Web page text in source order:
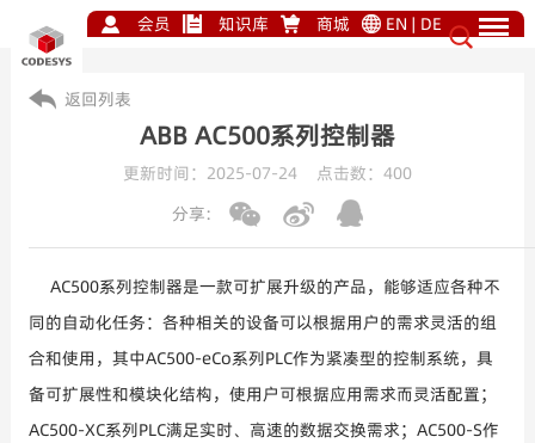
会员 知识库 商城 EN | DE
返回列表
ABB AC500系列控制器
更新时间：2025-07-24 点击数： 400
分享:
AC500系列控制器是一款可扩展升级的产品，能够适应各种不
同的自动化任务：各种相关的设备可以根据用户的需求灵活的组
合和使用，其中AC500-eCo系列PLC作为紧凑型的控制系统，具
备可扩展性和模块化结构，使用户可根据应用需求而灵活配置；
AC500-XC系列PLC满足实时、高速的数据交换需求；AC500-S作